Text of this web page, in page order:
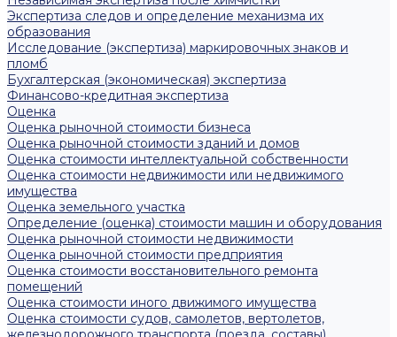
Экспертиза следов и определение механизма их
образования
Исследование (экспертиза) маркировочных знаков и
пломб
Бухгалтерская (экономическая) экспертиза
Финансово-кредитная экспертиза
Оценка
Оценка рыночной стоимости бизнеса
Оценка рыночной стоимости зданий и домов
Оценка стоимости интеллектуальной собственности
Оценка стоимости недвижимости или недвижимого
имущества
Оценка земельного участка
Определение (оценка) стоимости машин и оборудования
Оценка рыночной стоимости недвижимости
Оценка рыночной стоимости предприятия
Оценка стоимости восстановительного ремонта
помещений
Оценка стоимости иного движимого имущества
Оценка стоимости судов, самолетов, вертолетов,